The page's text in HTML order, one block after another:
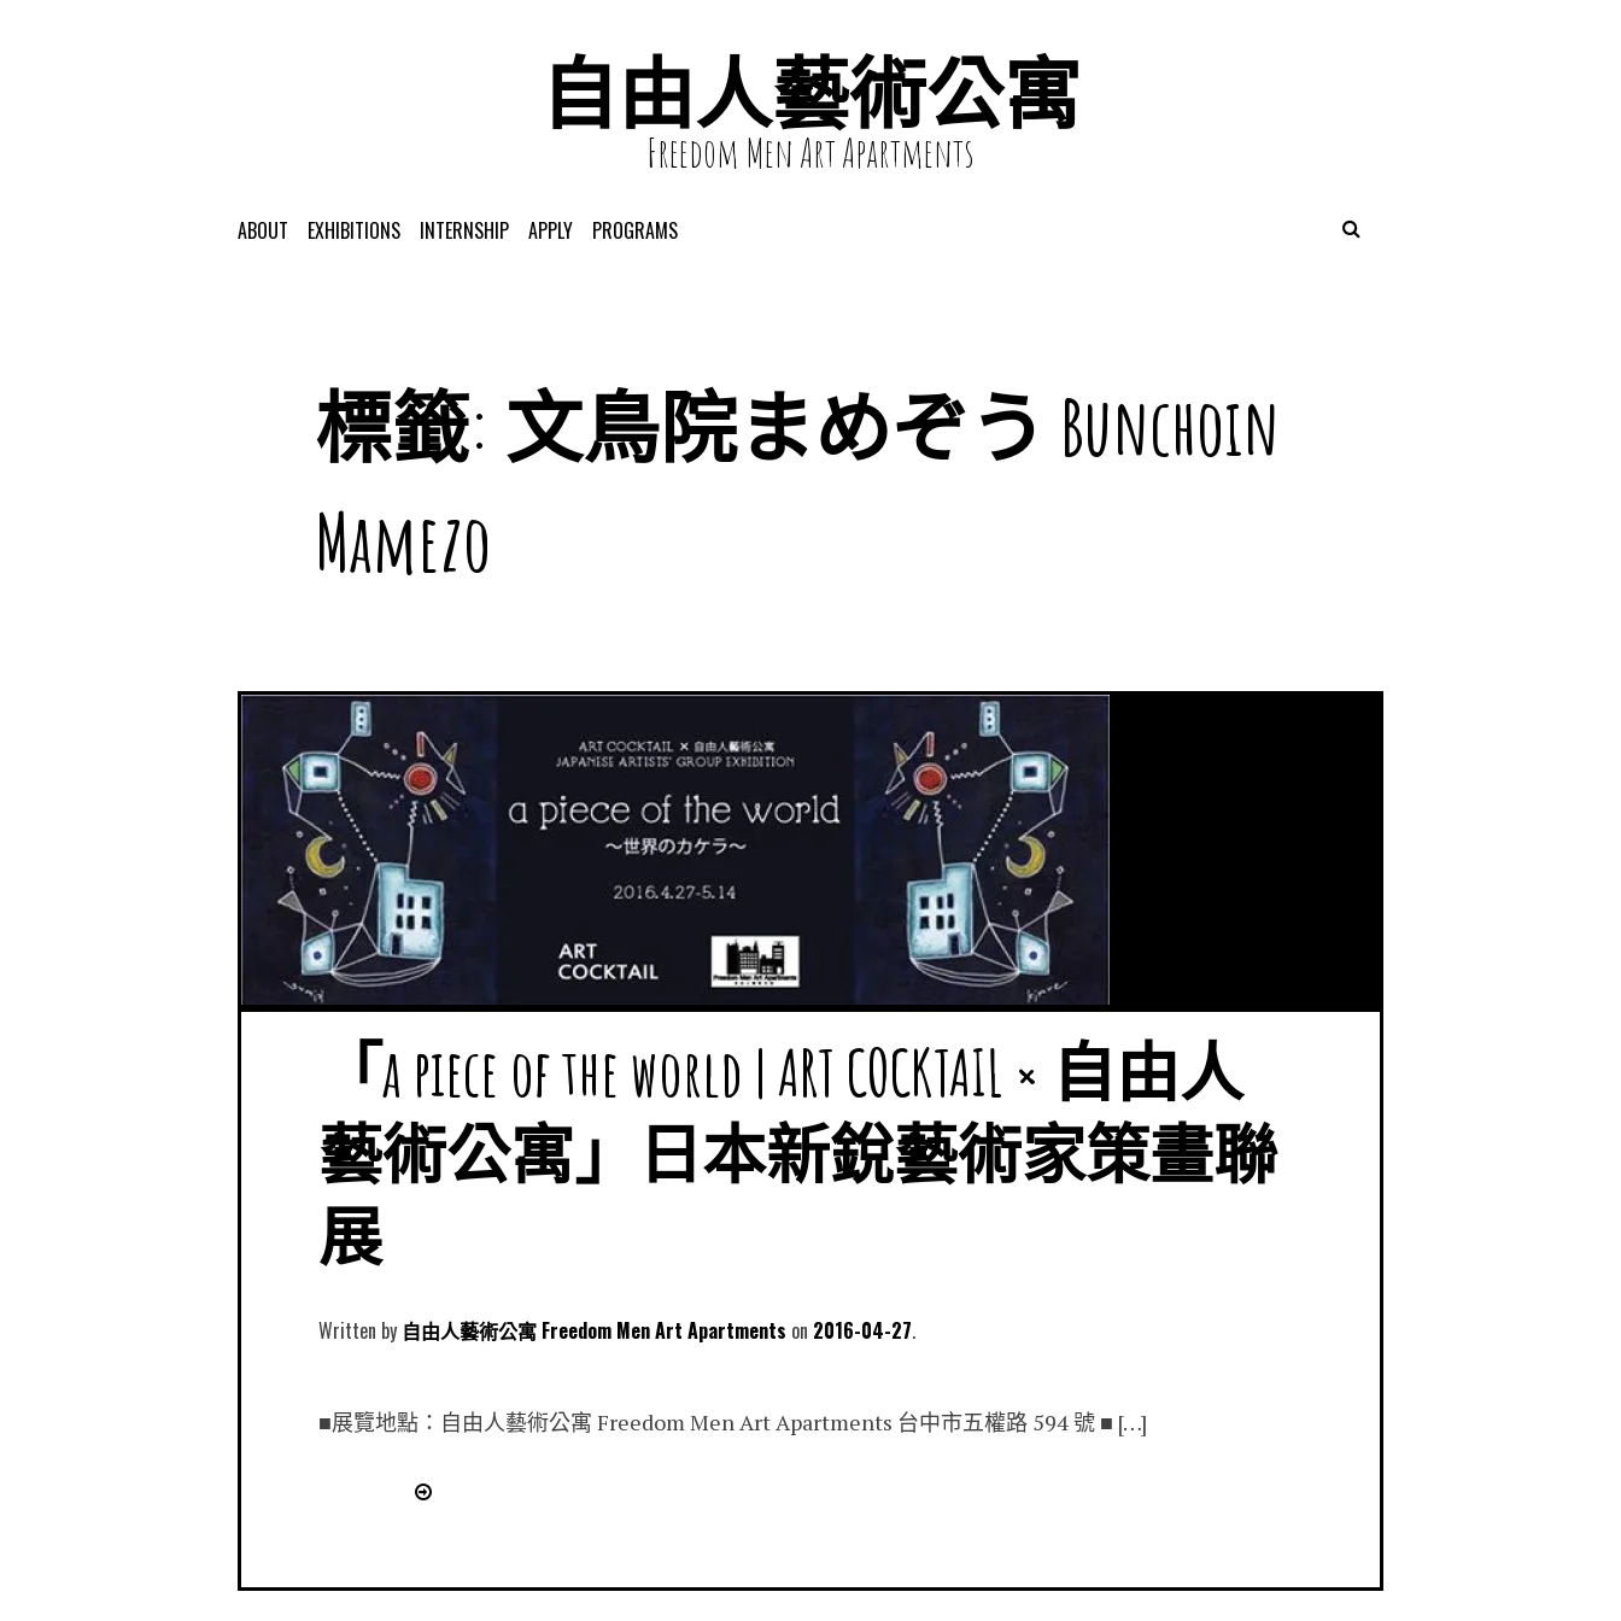
自由人藝術公寓
Freedom Men Art Apartments
ABOUT EXHIBITIONS INTERNSHIP APPLY PROGRAMS
標籤: 文鳥院まめぞう Bunchoin
Mamezo
「a piece of the world | ART COCKTAIL × 自由人
藝術公寓」日本新銳藝術家策畫聯
展
Written by 自由人藝術公寓 Freedom Men Art Apartments 2016-04-27
■展覽地點：自由人藝術公寓 Freedom Men Art Apartments 台中市五權路 594 號 ■ […]